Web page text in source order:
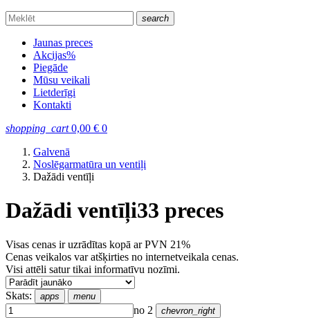
search
Jaunas preces
Akcijas%
Piegāde
Mūsu veikali
Lietderīgi
Kontakti
shopping_cart 0,00 € 0
Galvenā
Noslēgarmatūra un ventiļi
Dažādi ventīļi
Dažādi ventīļi33 preces
Visas cenas ir uzrādītas kopā ar PVN 21%
Cenas veikalos var atšķirties no internetveikala cenas.
Visi attēli satur tikai informatīvu nozīmi.
Skats: apps menu
no 2 chevron_right